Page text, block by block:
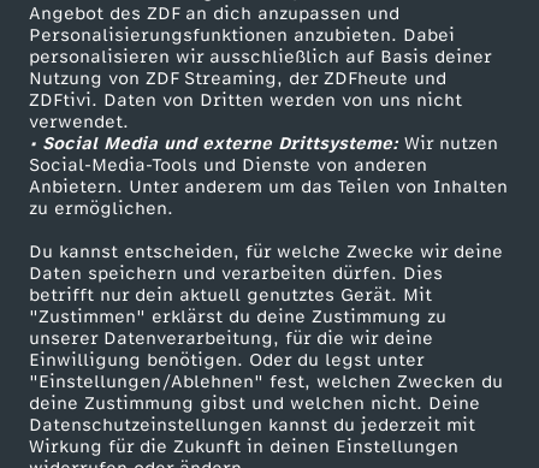
Angebot des ZDF an dich anzupassen und
Personalisierungsfunktionen anzubieten. Dabei
personalisieren wir ausschließlich auf Basis deiner
Nutzung von ZDF Streaming, der ZDFheute und
ZDFtivi. Daten von Dritten werden von uns nicht
verwendet.
• Social Media und externe Drittsysteme:Wir nutzen
Social-Media-Tools und Dienste von anderen
Anbietern. Unter anderem um das Teilen von Inhalten
zu ermöglichen.
Du kannst entscheiden, für welche Zwecke wir deine
Daten speichern und verarbeiten dürfen. Dies
betrifft nur dein aktuell genutztes Gerät. Mit
"Zustimmen" erklärst du deine Zustimmung zu
unserer Datenverarbeitung, für die wir deine
Einwilligung benötigen. Oder du legst unter
"Einstellungen/Ablehnen" fest, welchen Zwecken du
deine Zustimmung gibst und welchen nicht. Deine
Datenschutzeinstellungen kannst du jederzeit mit
Wirkung für die Zukunft in deinen Einstellungen
e
i
n
e
c
h
TV-Programm
ZDF Unternehmen
Karriere
ZDF goes Schule
Werbefernsehen
Mainzelmännchen